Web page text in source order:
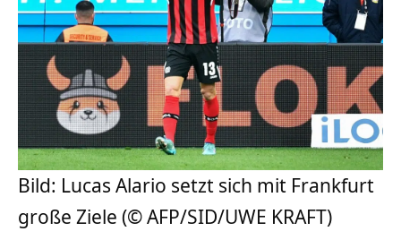
Bild: Lucas Alario setzt sich mit Frankfurt
große Ziele (© AFP/SID/UWE KRAFT)